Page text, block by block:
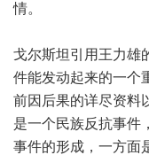
情。
戈尔斯坦引用王力雄
件能发动起来的一个
前因后果的详尽资料
是一个民族反抗事件
事件的形成，一方面